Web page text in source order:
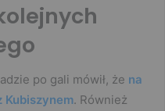
po gali mówił, że na
. Również